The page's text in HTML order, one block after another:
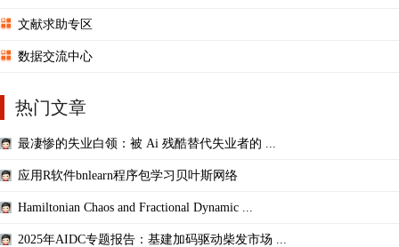
文献求助专区
数据交流中心
热门文章
最凄惨的失业白领：被 Ai 残酷替代失业者的 ...
应用R软件bnlearn程序包学习贝叶斯网络
Hamiltonian Chaos and Fractional Dynamic ...
2025年AIDC专题报告：基建加码驱动柴发市场 ...